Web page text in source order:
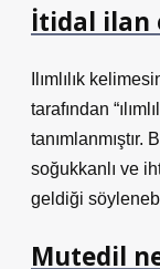
İtidal ilan
Ilımlılık
tarafından
tanımlanmıştır.
soğukkanlı ve
geldiği
Mutedil